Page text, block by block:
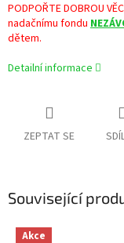
PODPOŘTE DOBROU
nadačnímu fondu
dětem.
Detailní informace
ZEPTAT SE
Související
Akce